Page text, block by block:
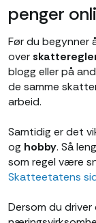
penger
Før du begynner
over
blogg eller på
de samme
arbeid.
Samtidig er det
og hobby. Så
som regel være
Skatteetatens
Dersom du driver